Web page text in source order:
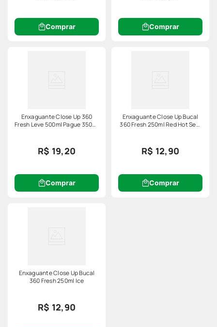
Comprar Comprar
Enxaguante Close Up 360
Fresh Leve 500ml Pague 350ml
R$ 19,20
Comprar
Enxaguante Close Up Bucal
360 Fresh 250ml Red Hot Sem
R$ 12,90
Comprar
Enxaguante Close Up Bucal
360 Fresh 250ml Ice
R$ 12,90